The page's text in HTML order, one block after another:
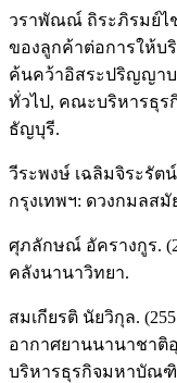
วราพัณณ์ ถิระภิรมย์ไช
ของลูกค้าต่อการให้บ
ค้นคว้าอิสระปริญญา
ทั่วไป, คณะบริหารธุร
ธัญบุรี.
วีระพงษ์ เฉลิมจิระรัต
กรุงเทพฯ: ดวงกมลสมั
ศุภลักษณ์ อัครางกูร.
คลังนานาวิทยา.
สมเกียรติ นัยวิกุล.
อากาศยานนานาชาติ
บริหารธุรกิจมหาบัณฑิ